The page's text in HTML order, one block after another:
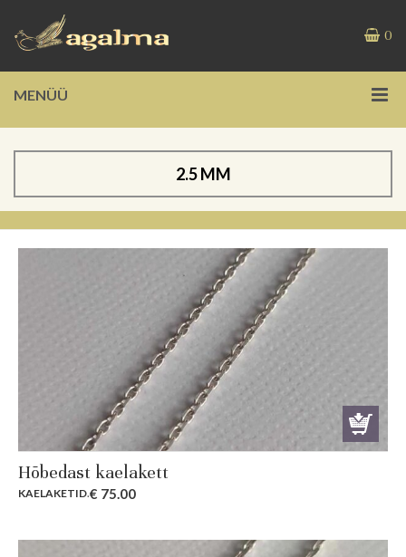
0
MENÜÜ
2.5 MM
Hõbedast kaelakett
KAELAKETID.€ 75.00